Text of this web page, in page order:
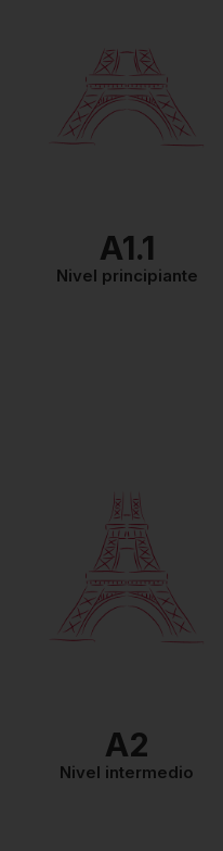
A1.1
Nivel principiante
Este nivel valida los
conocimientos
lingüísticos de un usuario
elemental, considerado
como un actor social. El
candidato ya es capaz de
realizar tareas sencillas
A2
Nivel intermedio